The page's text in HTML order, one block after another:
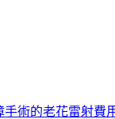
術的老花雷射費